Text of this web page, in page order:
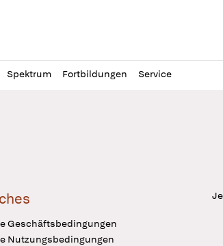
Spektrum Fortbildungen Service
Geschäftsbedingungen
Nutzungsbedingungen